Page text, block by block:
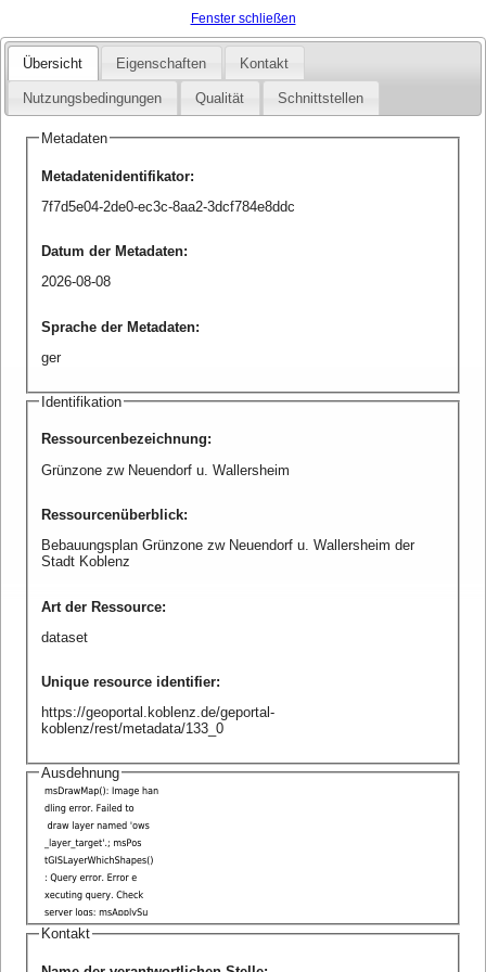
Fenster schließen
Übersicht Eigenschaften Kontakt
Nutzungsbedingungen Qualität Schnittstellen
Metadaten
Metadatenidentifikator:
7f7d5e04-2de0-ec3c-8aa2-3dcf784e8ddc
Datum der Metadaten:
2026-08-08
Sprache der Metadaten:
ger
Identifikation
Ressourcenbezeichnung:
Grünzone zw Neuendorf u. Wallersheim
Ressourcenüberblick:
Bebauungsplan Grünzone zw Neuendorf u. Wallersheim der
Stadt Koblenz
Art der Ressource:
dataset
Unique resource identifier:
https://geoportal.koblenz.de/geportal-
koblenz/rest/metadata/133_0
Ausdehnung
Kontakt